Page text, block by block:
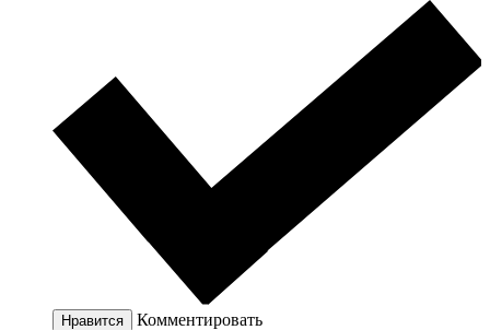
Нравится Комментировать